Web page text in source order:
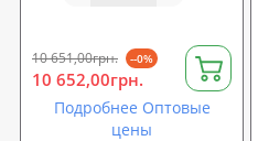
10 651,00грн. --0%
10 652,00грн.
Подробнее Оптовые
цены